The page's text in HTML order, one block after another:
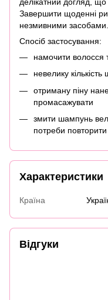
Завершити щоденні
незмивними засобами.
Спосіб застосування:
намочити
невелику
отриману піну
промасажувати
змити шампунь
потреби
Характеристики
Країна
Відгуки